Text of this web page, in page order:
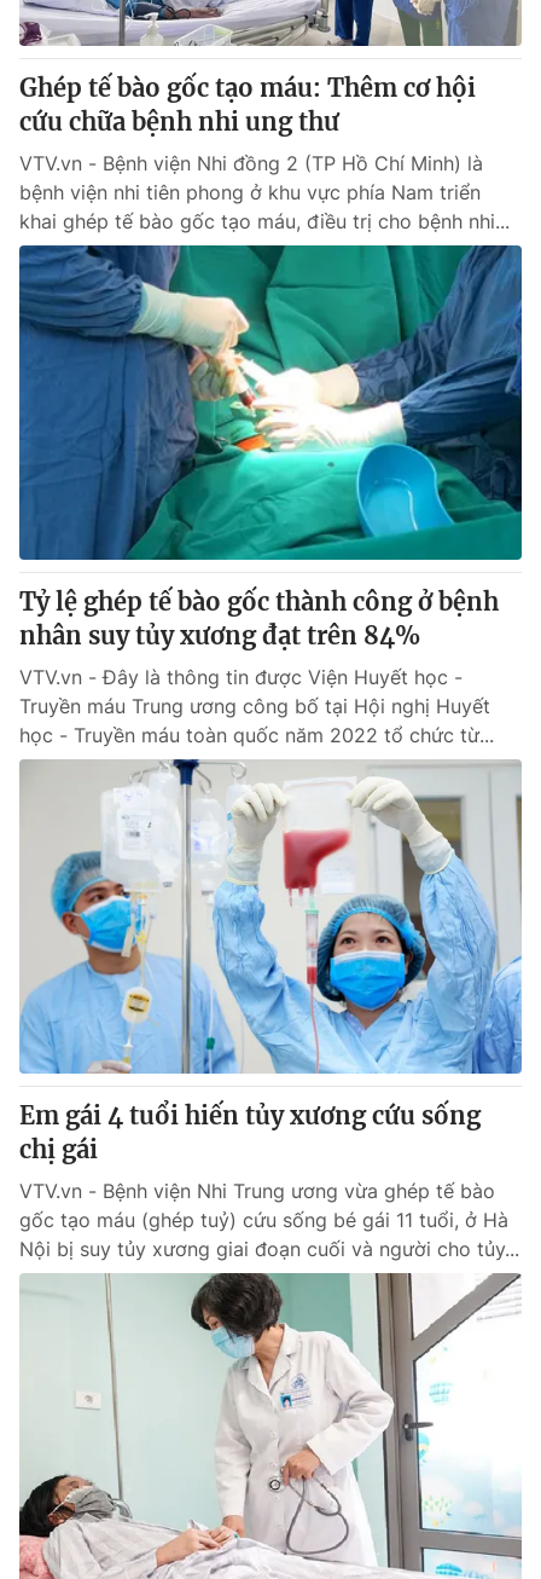
VTV4 Vươn mình bằng AI
VTV9 VTV8
Liên hệ tòa soạn English
THỜI BÁO VTV
Cơ quan chủ quản:Đài Truyền hình Việt Nam
Cơ quan báo chí:
Thời báo VTV
Giấy phép hoạt động báo in và báo điện tử số 483/GP-BTTTT
cấp ngày 29/12/2023
Tổng Biên tập:Vũ Thanh Thủy
Phó Tổng Biên tập: Nguyễn Thị Mỹ Hạnh, Phạm Quốc Thắng,
Nguyễn Trọng Ninh
Tổng đài VTV:
024.38 355 931 - 024.38 355 932
Ðiện thoại Thời báo VTV:024.66 897 897
Email: toasoan@vtv.vn
Liên hệ quảng cáo:024-7300.7108
® Cấm sao chép dưới mọi hình thức nếu không có sự chấp
thuận bằng văn bản. Ghi rõ nguồn VTV.vn khi phát hành lại
thông tin từ website này.
Ghép tế bào gốc tạo máu: Thêm cơ hội
cứu chữa bệnh nhi ung thư
VTV.vn - Bệnh viện Nhi đồng 2 (TP Hồ Chí Minh) là
bệnh viện nhi tiên phong ở khu vực phía Nam triển
khai ghép tế bào gốc tạo máu, điều trị cho bệnh nhi...
Tỷ lệ ghép tế bào gốc thành công ở bệnh
nhân suy tủy xương đạt trên 84%
VTV.vn - Đây là thông tin được Viện Huyết học -
Truyền máu Trung ương công bố tại Hội nghị Huyết
học - Truyền máu toàn quốc năm 2022 tổ chức từ...
Em gái 4 tuổi hiến tủy xương cứu sống
chị gái
VTV.vn - Bệnh viện Nhi Trung ương vừa ghép tế bào
gốc tạo máu (ghép tuỷ) cứu sống bé gái 11 tuổi, ở Hà
Nội bị suy tủy xương giai đoạn cuối và người cho tủy...